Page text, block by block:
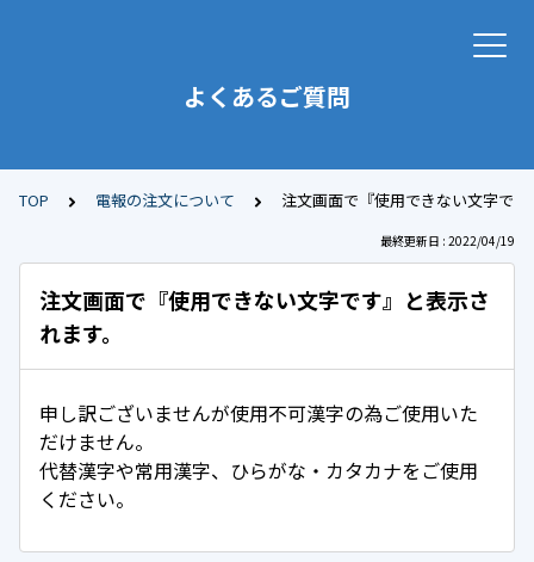
よくあるご質問
TOP 電報の注文について 注文画面で『使用できない文字で
最終更新日 : 2022/04/19
注文画面で『使用できない文字です』と表示さ
れます。
申し訳ございませんが使用不可漢字の為ご使用いた
だけません。
代替漢字や常用漢字、ひらがな・カタカナをご使用
ください。